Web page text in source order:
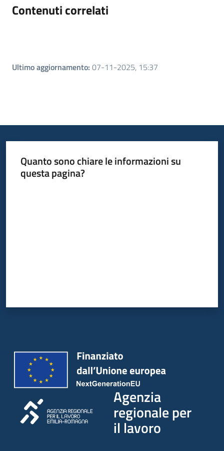
Contenuti correlati
Ultimo aggiornamento: 07-11-2025, 15:37
Quanto sono chiare le informazioni su
questa pagina?
Agenzia
regionale per
il lavoro